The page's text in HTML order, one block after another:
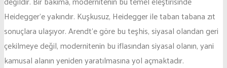
Heidegger’e yakındır. Kuşkusuz, Heidegger ile taban tabana zıt
sonuçlara ulaşıyor. Arendt’e göre bu teşhis, siyasal olandan geri
çekilmeye değil, modernitenin bu iflasından siyasal olanın, yani
kamusal alanın yeniden yaratılmasına yol açmaktadır.